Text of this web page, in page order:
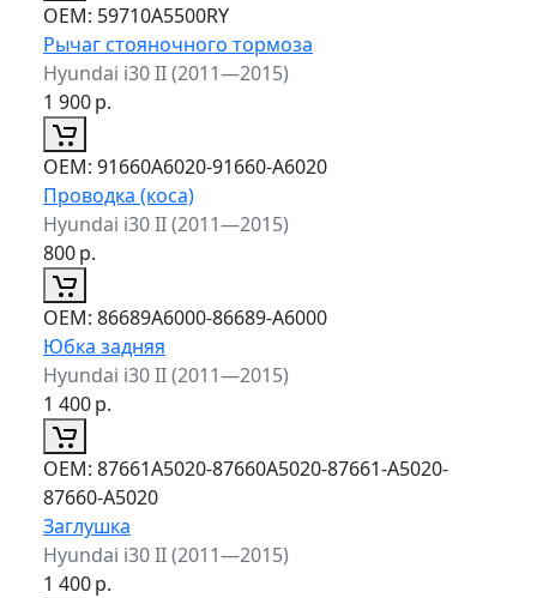
ОЕМ: 59710A5500RY
Рычаг стояночного тормоза
Hyundai i30 II (2011—2015)
1 900р.
ОЕМ: 91660A6020-91660-A6020
Проводка (коса)
Hyundai i30 II (2011—2015)
800р.
ОЕМ: 86689A6000-86689-A6000
Юбка задняя
Hyundai i30 II (2011—2015)
1 400р.
ОЕМ: 87661A5020-87660A5020-87661-A5020-
87660-A5020
Заглушка
Hyundai i30 II (2011—2015)
1 400р.